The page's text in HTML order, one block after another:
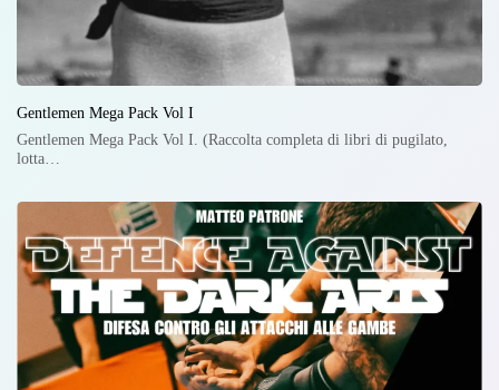
Gentlemen Mega Pack Vol I
Gentlemen Mega Pack Vol I. (Raccolta completa di libri di pugilato,
lotta…